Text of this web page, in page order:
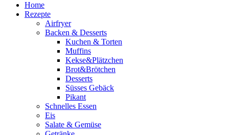
Home
Rezepte
Airfryer
Backen & Desserts
Kuchen & Torten
Muffins
Kekse&Plätzchen
Brot&Brötchen
Desserts
Süsses Gebäck
Pikant
Schnelles Essen
Eis
Salate & Gemüse